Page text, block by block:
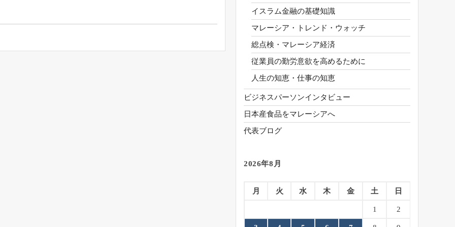
イスラム金融の基礎知識
マレーシア・トレンド・ウォッチ
総点検・マレーシア経済
従業員の勤労意欲を高めるために
人生の知恵・仕事の知恵
ビジネスパーソンインタビュー
日本産食品をマレーシアへ
代表ブログ
2026年8月
月 火 水 木 金 土 日
1 2